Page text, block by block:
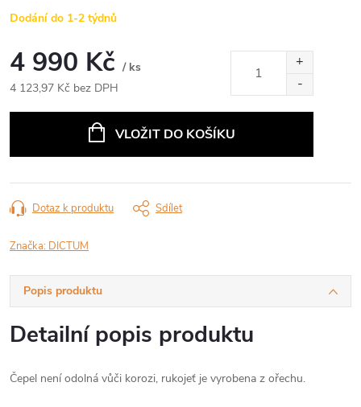
Dodání do 1-2 týdnů
4 990 Kč / ks
4 123,97 Kč bez DPH
VLOŽIT DO KOŠÍKU
Dotaz k produktu Sdílet
Značka: DICTUM
Popis produktu
Detailní popis produktu
Čepel není odolná vůči korozi, rukojeť je vyrobena z ořechu.